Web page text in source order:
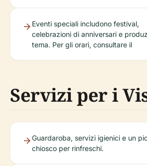
Eventi speciali includono festival,
celebrazioni di anniversari e
tema. Per gli orari, consultare il
Servizi per i
Guardaroba, servizi igienici e un
chiosco per rinfreschi.